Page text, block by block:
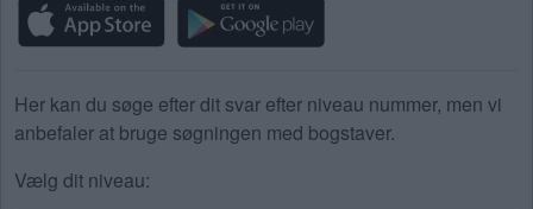
Her kan du søge efter dit svar efter niveau nummer, men vi
anbefaler at bruge søgningen med bogstaver.
Vælg dit niveau: